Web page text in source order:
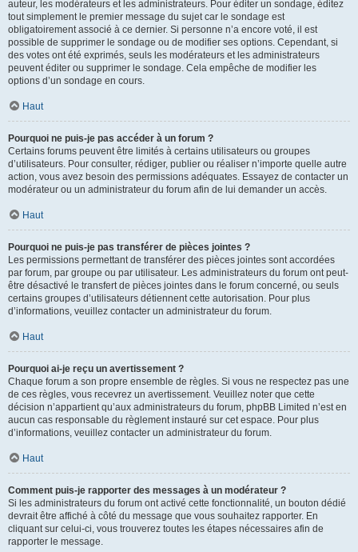
auteur, les modérateurs et les administrateurs. Pour éditer un sondage, éditez
tout simplement le premier message du sujet car le sondage est
obligatoirement associé à ce dernier. Si personne n’a encore voté, il est
possible de supprimer le sondage ou de modifier ses options. Cependant, si
des votes ont été exprimés, seuls les modérateurs et les administrateurs
peuvent éditer ou supprimer le sondage. Cela empêche de modifier les
options d’un sondage en cours.
Haut
Pourquoi ne puis-je pas accéder à un forum ?
Certains forums peuvent être limités à certains utilisateurs ou groupes
d’utilisateurs. Pour consulter, rédiger, publier ou réaliser n’importe quelle autre
action, vous avez besoin des permissions adéquates. Essayez de contacter un
modérateur ou un administrateur du forum afin de lui demander un accès.
Haut
Pourquoi ne puis-je pas transférer de pièces jointes ?
Les permissions permettant de transférer des pièces jointes sont accordées
par forum, par groupe ou par utilisateur. Les administrateurs du forum ont peut-
être désactivé le transfert de pièces jointes dans le forum concerné, ou seuls
certains groupes d’utilisateurs détiennent cette autorisation. Pour plus
d’informations, veuillez contacter un administrateur du forum.
Haut
Pourquoi ai-je reçu un avertissement ?
Chaque forum a son propre ensemble de règles. Si vous ne respectez pas une
de ces règles, vous recevrez un avertissement. Veuillez noter que cette
décision n’appartient qu’aux administrateurs du forum, phpBB Limited n’est en
aucun cas responsable du règlement instauré sur cet espace. Pour plus
d’informations, veuillez contacter un administrateur du forum.
Haut
Comment puis-je rapporter des messages à un modérateur ?
Si les administrateurs du forum ont activé cette fonctionnalité, un bouton dédié
devrait être affiché à côté du message que vous souhaitez rapporter. En
cliquant sur celui-ci, vous trouverez toutes les étapes nécessaires afin de
rapporter le message.